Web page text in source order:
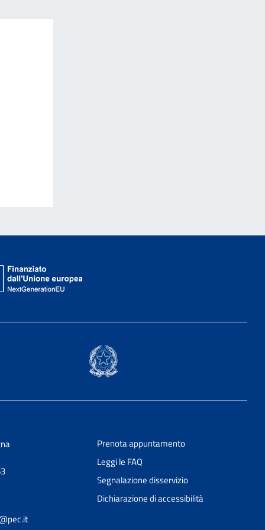
Prenota appuntamento
Leggi le FAQ
Segnalazione disservizio
Dichiarazione di accessibilità